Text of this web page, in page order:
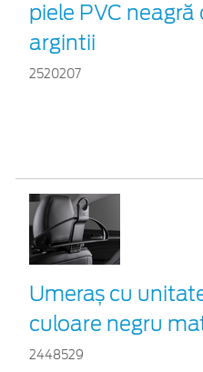
piele PVC
argintii
2520207
Umeraș cu
culoare negru
2448529